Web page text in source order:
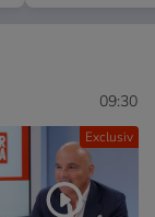
Exclusiv
09:30